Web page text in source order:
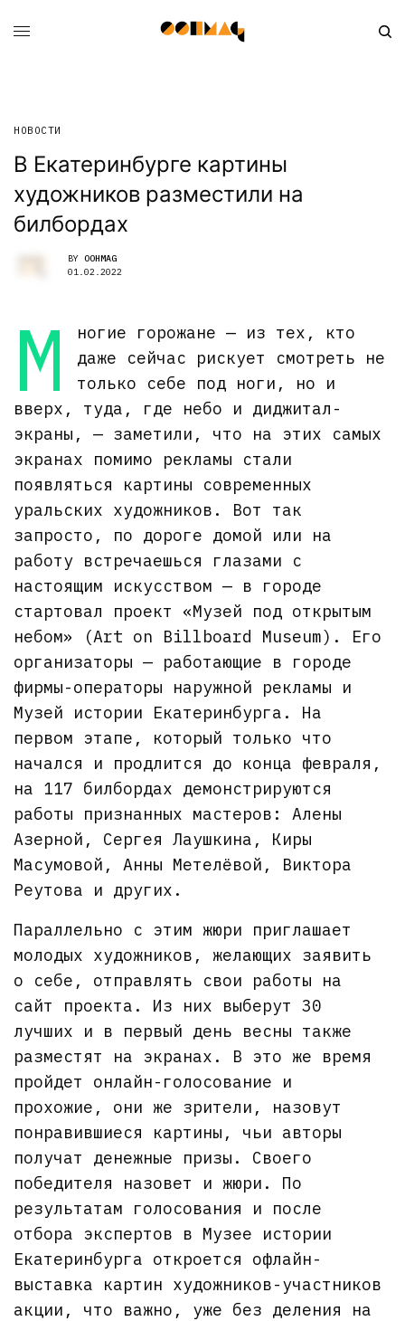
НОВОСТИ
В Екатеринбурге картины
художников разместили на
билбордах
BY OOHMAG
01.02.2022
М
ногие горожане — из тех, кто
даже сейчас рискует смотреть не
только себе под ноги, но и
вверх, туда, где небо и диджитал-
экраны, — заметили, что на этих самых
экранах помимо рекламы стали
появляться картины современных
уральских художников. Вот так
запросто, по дороге домой или на
работу встречаешься глазами с
настоящим искусством — в городе
стартовал проект «Музей под открытым
небом» (Art on Billboard Museum). Его
организаторы — работающие в городе
фирмы-операторы наружной рекламы и
Музей истории Екатеринбурга. На
первом этапе, который только что
начался и продлится до конца февраля,
на 117 билбордах демонстрируются
работы признанных мастеров: Алены
Азерной, Сергея Лаушкина, Киры
Масумовой, Анны Метелёвой, Виктора
Реутова и других.
Параллельно с этим жюри приглашает
молодых художников, желающих заявить
о себе, отправлять свои работы на
сайт проекта. Из них выберут 30
лучших и в первый день весны также
разместят на экранах. В это же время
пройдет онлайн-голосование и
прохожие, они же зрители, назовут
понравившиеся картины, чьи авторы
получат денежные призы. Своего
победителя назовет и жюри. По
результатам голосования и после
отбора экспертов в Музее истории
Екатеринбурга откроется офлайн-
выставка картин художников-участников
акции, что важно, уже без деления на